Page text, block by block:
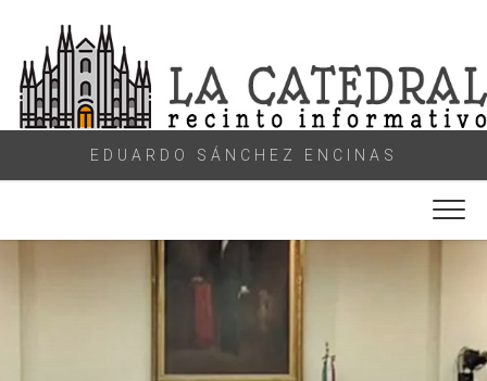
content
EDUARDO SÁNCHEZ ENCINAS